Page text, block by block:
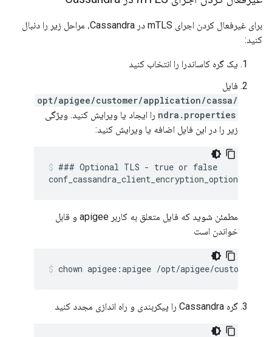
برای غیرفعال کردن اجرای mTLS در Cassandra، مراحل زیر را دنبال
کنید:
یک گره کاساندرا را انتخاب کنید
فایل
/opt/apigee/customer/application/cassa
ndra.properties را ایجاد یا ویرایش کنید. ویژگی
زیر را در این فایل اضافه یا ویرایش کنید:
### Optional TLS - true or false
مطمئن شوید که فایل متعلق به کاربر apigee و قابل
خواندن است
گره Cassandra را پیکربندی و راه اندازی مجدد کنید